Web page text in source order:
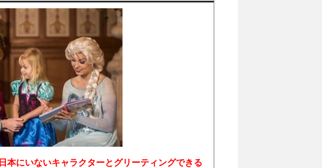
日本にいないキャラクターとグリーティングできる